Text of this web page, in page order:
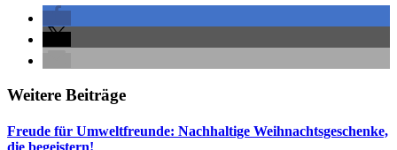
Seitenleiste
Weitere Beiträge
Freude für Umweltfreunde: Nachhaltige Weihnachtsgeschenke,